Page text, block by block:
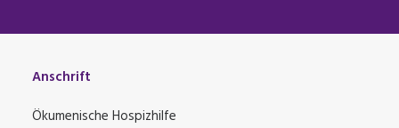
Anschrift
Ökumenische Hospizhilfe